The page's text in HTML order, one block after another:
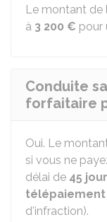
Le montant de
à 3 200 € pour
Conduite
forfaitaire
Oui. Le
si vous ne
délai de 45
d'infraction).